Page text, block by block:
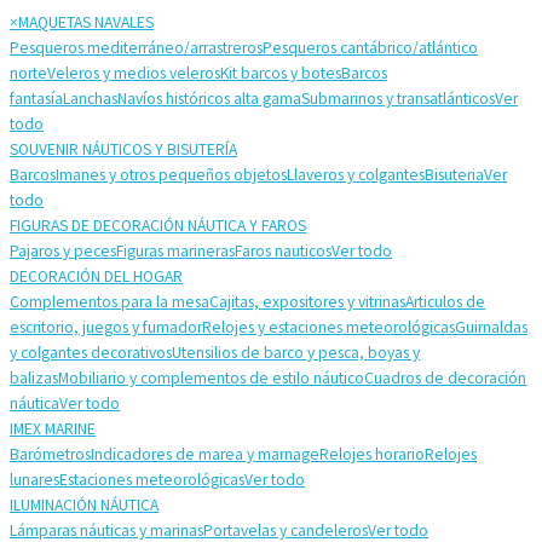
×MAQUETAS NAVALES
Pesqueros mediterráneo/arrastrerosPesqueros cantábrico/atlántico
norteVeleros y medios velerosKit barcos y botesBarcos
fantasíaLanchasNavíos históricos alta gamaSubmarinos y transatlánticosVer
todo
SOUVENIR NÁUTICOS Y BISUTERÍA
BarcosImanes y otros pequeños objetosLlaveros y colgantesBisuteriaVer
todo
FIGURAS DE DECORACIÓN NÁUTICA Y FAROS
Pajaros y pecesFiguras marinerasFaros nauticosVer todo
DECORACIÓN DEL HOGAR
Complementos para la mesaCajitas, expositores y vitrinasArticulos de
escritorio, juegos y fumadorRelojes y estaciones meteorológicasGuirnaldas
y colgantes decorativosUtensilios de barco y pesca, boyas y
balizasMobiliario y complementos de estilo náuticoCuadros de decoración
náuticaVer todo
IMEX MARINE
BarómetrosIndicadores de marea y marnageRelojes horarioRelojes
lunaresEstaciones meteorológicasVer todo
ILUMINACIÓN NÁUTICA
Lámparas náuticas y marinasPortavelas y candelerosVer todo